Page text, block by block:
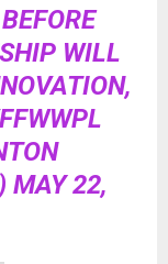
WILL
MAY 22,